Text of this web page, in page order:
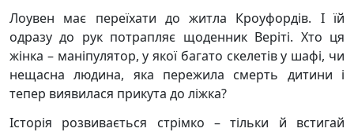
Лоувен має переїхати до житла Кроуфордів. І їй
одразу до рук потрапляє щоденник Веріті. Хто ця
жінка – маніпулятор, у якої багато скелетів у шафі, чи
нещасна людина, яка пережила смерть дитини і
тепер виявилася прикута до ліжка?
Історія розвивається стрімко – тільки й встигай